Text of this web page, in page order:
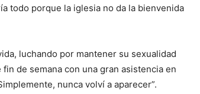
todo porque la iglesia no da la bienvenida
luchando por mantener su sexualidad
de semana con una gran asistencia en
nunca volví a aparecer”.